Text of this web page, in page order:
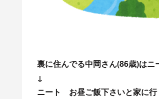
裏に住んでる中岡さん(86歳)は
↓
ニート お昼ご飯下さいと家に行